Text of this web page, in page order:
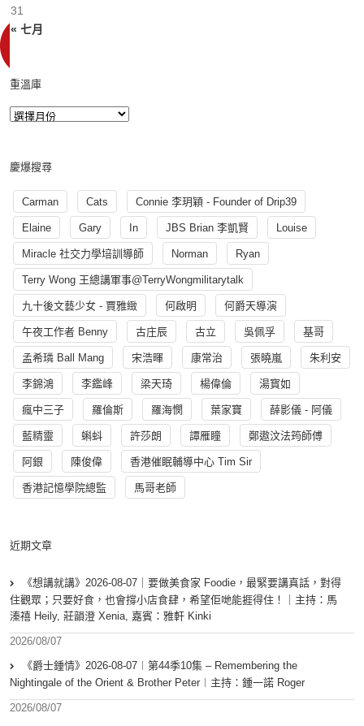
« 七月
31
重溫庫
慶爆搜尋
Carman Cats Connie 李玥穎 - Founder of Drip39
Elaine Gary In JBS Brian 李凱賢 Louise
Miracle 社交力學培訓導師 Norman Ryan
Terry Wong 王總講軍事@TerryWongmilitarytalk
九十後文藝少女 - 賈雅緻 何啟明 何爵天導演
午夜工作者 Benny 古庄辰 古立 吳佩孚 基哥
孟希璘 Ball Mang 宋浩暉 康常治 張曉嵐 朱利安
李錦鴻 李鑑峰 梁天琦 楊偉倫 湯寳如
瘋中三子 羅倫斯 羅海憫 葉家寶 薛影儀 - 阿儀
藍精靈 蝌蚪 許莎朗 譚雁瞳 鄭遨汶法筠師傅
阿銀 陳俊偉 香港催眠輔導中心 Tim Sir
香港記憶學院總監 馬哥老師
近期文章
《想講就講》2026-08-07｜要做美食家 Foodie，最緊要講真話，對得
住觀眾；只要好食，也會撐小店食肆，希望佢哋能捱得住！｜主持：馬
溱禧 Heily, 莊韻澄 Xenia, 嘉賓：雅軒 Kinki
2026/08/07
《爵士鍾情》2026-08-07︱第44季10集 – Remembering the
Nightingale of the Orient & Brother Peter︱主持：鍾一諾 Roger
2026/08/07